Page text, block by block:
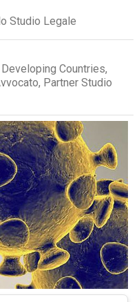
Studio Legale
Countries,
Partner Studio